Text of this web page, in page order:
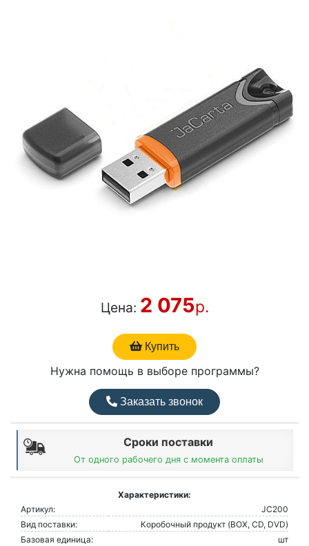
Цена: 2 075р.
Купить
Нужна помощь в выборе программы?
Заказать звонок
Сроки поставки
От одного рабочего дня с момента оплаты
Характеристики:
Артикул:
JC200
Вид поставки:
Коробочный продукт (BOX, CD, DVD)
Базовая единица:
шт